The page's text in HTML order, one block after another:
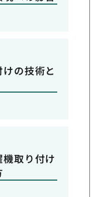
の技術と
取り付け